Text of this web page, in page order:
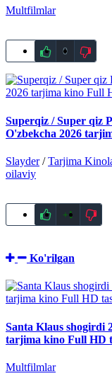
Multfilmlar
0
Superqiz / Super qiz
O'zbekcha 2026
Slayder/Tarjima
oilaviy
+1
Ko'rilgan
Santa Klaus shogirdi
tarjima kino Full HD
Multfilmlar